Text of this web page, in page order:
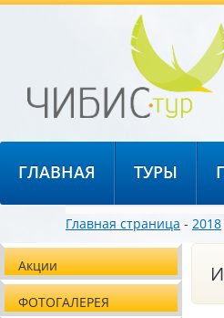
ГЛАВНАЯ ТУРЫ
Главная страница - 2018
Акции
ФОТОГАЛЕРЕЯ